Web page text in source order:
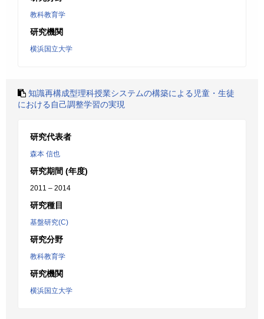
教科教育学
研究機関
横浜国立大学
知識再構成型理科授業システムの構築による児童・生徒
における自己調整学習の実現
研究代表者
森本 信也
研究期間 (年度)
2011 – 2014
研究種目
基盤研究(C)
研究分野
教科教育学
研究機関
横浜国立大学